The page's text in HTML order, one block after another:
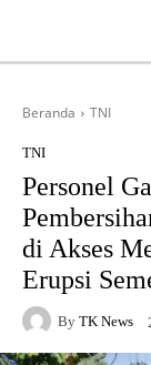
Beranda TNI
TNI
Personel
di Akses
Erupsi
By TK News